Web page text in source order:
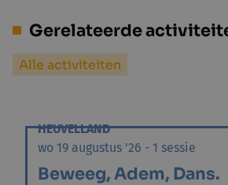
Gerelateerde
Alle activiteiten
HEUVELLAND
wo 19 augustus '26 - 1 sessie
Beweeg, Adem, Dans.